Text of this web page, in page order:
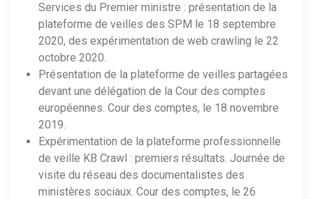
Services du Premier ministre : présentation de la
plateforme de veilles des SPM le 18 septembre
2020, des expérimentation de web crawling le 22
octobre 2020.
Présentation de la plateforme de veilles partagées
devant une délégation de la Cour des comptes
européennes. Cour des comptes, le 18 novembre
2019.
Expérimentation de la plateforme professionnelle
de veille KB Crawl : premiers résultats. Journée de
visite du réseau des documentalistes des
ministères sociaux. Cour des comptes, le 26